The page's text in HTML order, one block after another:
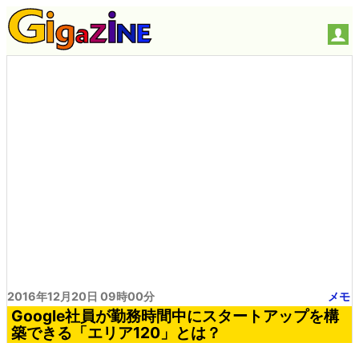
2016年12月20日 09時00分 メモ
Google社員が勤務時間中にスタートアップを構
築できる「エリア120」とは？